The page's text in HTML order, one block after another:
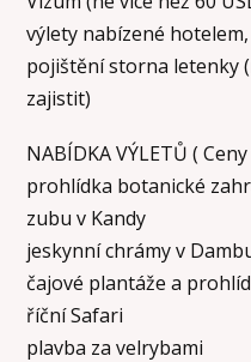
výlety nabízené
pojištění storna letenky
zajistit)
NABÍDKA VÝLETŮ (
prohlídka botanické
zubu v Kandy
jeskynní chrámy v
čajové plantáže a
říční Safari
plavba za velrybami